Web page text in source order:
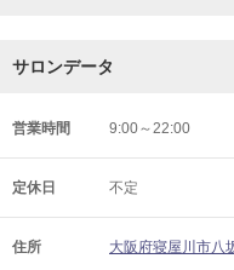
サロンデータ
営業時間 9:00～22:00
定休日 不定
住所 大阪府寝屋川市八